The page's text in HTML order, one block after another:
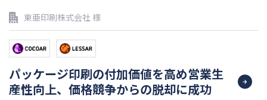
東亜印刷株式会社 様
パッケージ印刷の付加価値を高め営業生
産性向上、価格競争からの脱却に成功